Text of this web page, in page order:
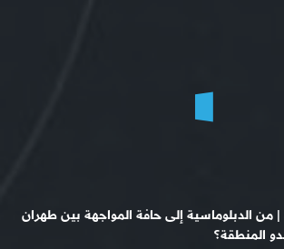
من الدبلوماسية إلى حافة المواجهة بين طهران
المنطقة؟